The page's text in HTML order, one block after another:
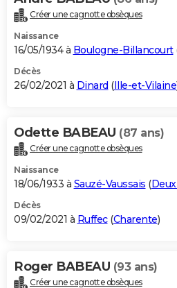
Créer une cagnotte obsèques
Naissance
16/05/1934 à Boulogne-Billancourt
Décès
26/02/2021 à Dinard (Ille-et-Vilaine
Odette BABEAU (87 ans)
Créer une cagnotte obsèques
Naissance
18/06/1933 à Sauzé-Vaussais (
Décès
09/02/2021 à Ruffec(Charente)
Roger BABEAU (93 ans)
Créer une cagnotte obsèques